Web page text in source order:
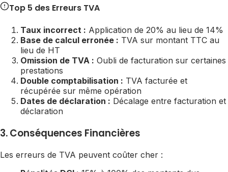
Top 5 des Erreurs TVA
Taux incorrect : Application de 20% au lieu de 14%
Base de calcul erronée : TVA sur montant TTC au
lieu de HT
Omission de TVA : Oubli de facturation sur certaines
prestations
Double comptabilisation : TVA facturée et
récupérée sur même opération
Dates de déclaration : Décalage entre facturation et
déclaration
3. Conséquences Financières
Les erreurs de TVA peuvent coûter cher :